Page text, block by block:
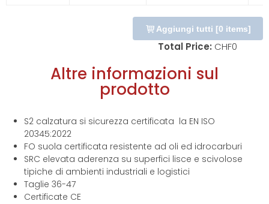
Aggiungi tutti [0 items]
Total Price: CHF0
Altre informazioni sul
prodotto
S2 calzatura si sicurezza certificata la EN ISO
20345:2022
FO suola certificata resistente ad oli ed idrocarburi
SRC elevata aderenza su superfici lisce e scivolose
tipiche di ambienti industriali e logistici
Taglie 36-47
Certificate CE